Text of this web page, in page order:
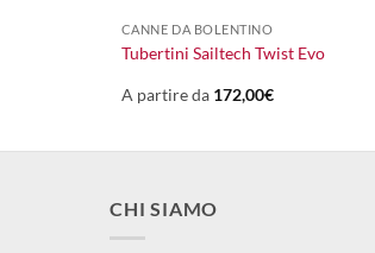
CANNE DA BOLENTINO
Tubertini Sailtech Twist Evo
A partire da 172,00€
CHI SIAMO